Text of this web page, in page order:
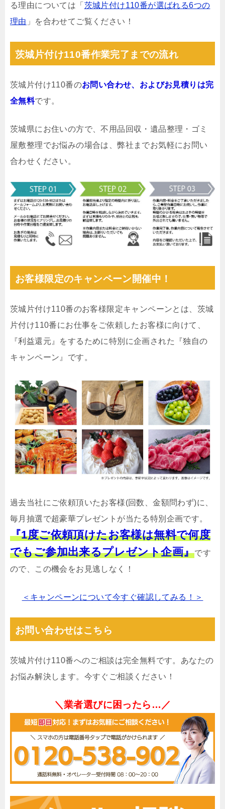
る理由については「 茨城片付け110番が選ばれる6つの
理由 」を合わせてご覧ください！
茨城片付け110番作業完了までの流れ
茨城片付け110番のお問い合わせ、およびお見積りは完
全無料です。
茨城県にお住いの方で、不用品回収・遺品整理・ゴミ
屋敷整理でお悩みの場合は、弊社までお気軽にお問い
合わせください。
お客様限定のキャンペーン開催中！
茨城片付け110番のお客様限定キャンペーンとは、茨城
片付け110番にお仕事をご依頼したお客様に向けて、
『利益還元』をするために特別に企画された『独自の
キャンペーン』です。
過去当社にご依頼頂いたお客様(回数、金額問わず)に、
毎月抽選で超豪華プレゼントが当たる特別企画です。
『1度ご依頼頂けたお客様は無料で何度
でもご参加出来るプレゼント企画』です
ので、この機会をお見逃しなく！
＜キャンペーンについて今すぐ確認してみる！＞
お問い合わせはこちら
茨城片付け110番へのご相談は完全無料です。あなたの
お悩み解決します。今すぐご相談ください！
＼業者選びに困ったら…／